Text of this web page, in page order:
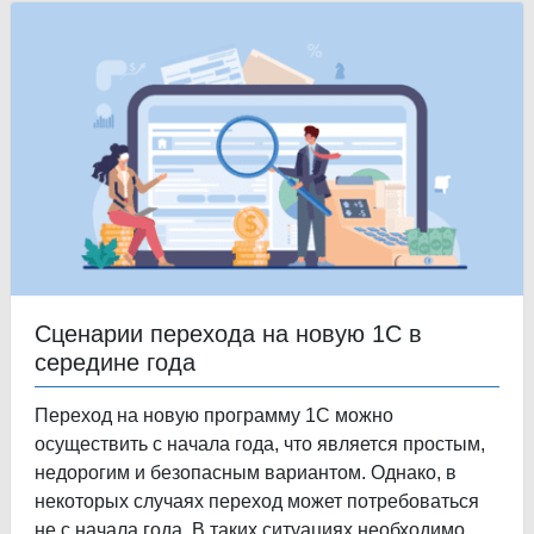
Сценарии перехода на новую 1С в
середине года
Переход на новую программу 1С можно
осуществить с начала года, что является простым,
недорогим и безопасным вариантом. Однако, в
некоторых случаях переход может потребоваться
не с начала года. В таких ситуациях необходимо